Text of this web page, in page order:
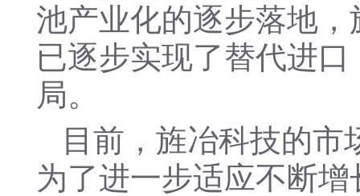
池产业化的逐步落地
已逐步实现了替代进
局。
目前，旌冶科技的
为了进一步适应不断